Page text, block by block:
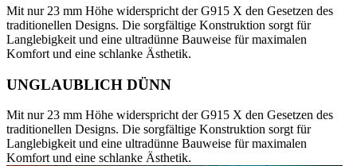
Mit nur 23 mm Höhe widerspricht der G915 X den Gesetzen des
traditionellen Designs. Die sorgfältige Konstruktion sorgt für
Langlebigkeit und eine ultradünne Bauweise für maximalen
Komfort und eine schlanke Ästhetik.
UNGLAUBLICH DÜNN
Mit nur 23 mm Höhe widerspricht der G915 X den Gesetzen des
traditionellen Designs. Die sorgfältige Konstruktion sorgt für
Langlebigkeit und eine ultradünne Bauweise für maximalen
Komfort und eine schlanke Ästhetik.